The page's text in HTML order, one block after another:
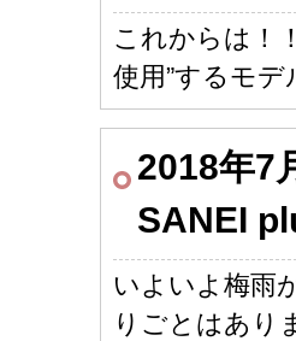
これからは！
使用”するモデ
2018年7
SANEI
いよいよ梅雨
りごとはあり